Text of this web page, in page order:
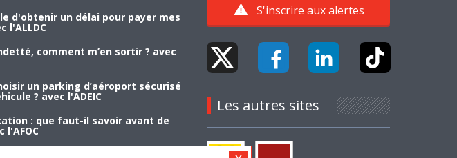
d'obtenir un délai pour payer mes
l'ALLDC
comment m’en sortir ? avec
un parking d’aéroport sécurisé
? avec l'ADEIC
: que faut-il savoir avant de
l'AFOC
S'inscrire aux alertes
Les autres sites